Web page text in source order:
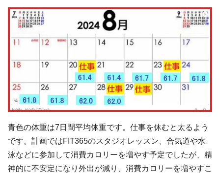
青色の体重は7日間平均体重です。仕事を休むと太るよう
です。計画ではFIT365のスタジオレッスン、合気道や水
泳などに参加して消費カロリーを増やす予定でしたが、精
神的に不安定になり外出が減り、消費カロリーを増やすこ